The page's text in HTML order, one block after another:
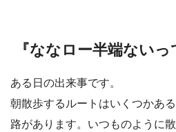
『ななロー半端ないっ
ある日の出来事です。
朝散歩するルートはいくつかあ
路があります。いつものように